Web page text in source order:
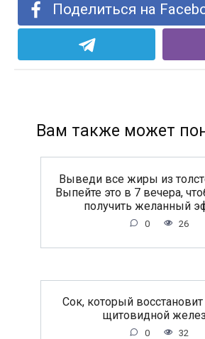
Поделиться на
Вам также может
Выведи все жиры из
Выпейте это в 7 вечера,
получить желанный
0 26
Сок, который
щитовидной
0 32